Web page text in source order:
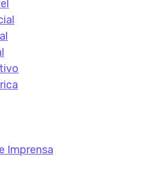
Imprensa